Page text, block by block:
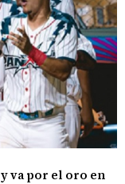
va por el oro en